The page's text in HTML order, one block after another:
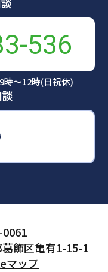
536
～12時(日祝休)
0061
飾区亀有1-15-1
マップ